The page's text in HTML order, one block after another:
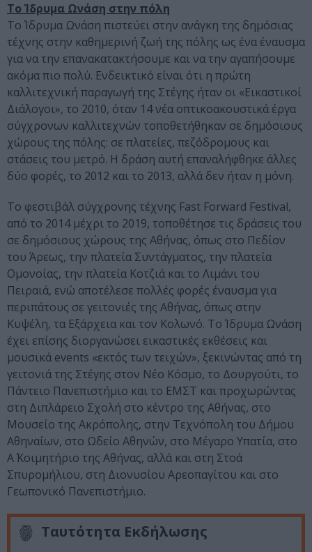
Το Ίδρυμα Ωνάση στην πόλη
Το Ίδρυμα Ωνάση πιστεύει στην ανάγκη της δημόσιας
τέχνης στην καθημερινή ζωή της πόλης ως ένα έναυσμα
για να την επανακατακτήσουμε και να την αγαπήσουμε
ακόμα πιο πολύ. Ενδεικτικό είναι ότι η πρώτη
καλλιτεχνική παραγωγή της Στέγης ήταν οι «Εικαστικοί
Διάλογοι», το 2010, όταν 14 νέα οπτικοακουστικά έργα
σύγχρονων καλλιτεχνών τοποθετήθηκαν σε δημόσιους
χώρους της πόλης: σε πλατείες, πεζόδρομους και
στάσεις του μετρό. Η δράση αυτή επαναλήφθηκε άλλες
δύο φορές, το 2012 και το 2013, αλλά δεν ήταν η μόνη.
Το φεστιβάλ σύγχρονης τέχνης Fast Forward Festival,
από το 2014 μέχρι το 2019, τοποθέτησε τις δράσεις του
σε δημόσιους χώρους της Αθήνας, όπως στο Πεδίον
του Άρεως, την πλατεία Συντάγματος, την πλατεία
Ομονοίας, την πλατεία Κοτζιά και το Λιμάνι του
Πειραιά, ενώ αποτέλεσε πολλές φορές έναυσμα για
περιπάτους σε γειτονιές της Αθήνας, όπως στην
Κυψέλη, τα Εξάρχεια και τον Κολωνό. Το Ίδρυμα Ωνάση
έχει επίσης διοργανώσει εικαστικές εκθέσεις και
μουσικά events «εκτός των τειχών», ξεκινώντας από τη
γειτονιά της Στέγης στον Νέο Κόσμο, το Δουργούτι, το
Πάντειο Πανεπιστήμιο και το ΕΜΣΤ και προχωρώντας
στη Διπλάρειο Σχολή στο κέντρο της Αθήνας, στο
Μουσείο της Ακρόπολης, στην Τεχνόπολη του Δήμου
Αθηναίων, στο Ωδείο Αθηνών, στο Μέγαρο Υπατία, στο
Α΄ Κοιμητήριο της Αθήνας, αλλά και στη Στοά
Σπυρομήλιου, στη Διονυσίου Αρεοπαγίτου και στο
Γεωπονικό Πανεπιστήμιο.
Ταυτότητα Εκδήλωσης